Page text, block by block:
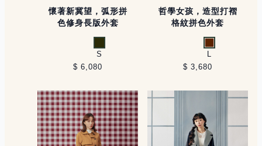
懷著新冀望，弧形拼
色修身長版外套
咖啡綠
S
$ 6,080
哲學女孩，造型打褶
格紋拼色外套
咖啡
L
$ 3,680